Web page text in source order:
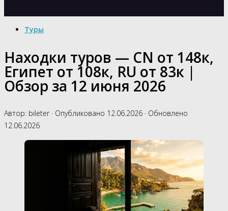
Туры
Находки туров — CN от 148к,
Египет от 108к, RU от 83к |
Обзор за 12 июня 2026
Автор: bileter · Опубликовано 12.06.2026 · Обновлено
12.06.2026